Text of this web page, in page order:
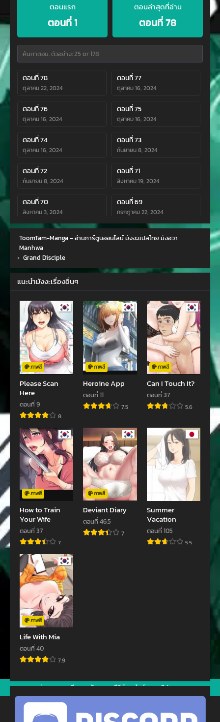
ตอนแรก
ตอนที่ 1
ตอนล่าสุดที่อ่าน
ตอนที่ 78
ตอนที่ 78
ตุลาคม 22, 2024
ตอนที่ 77
ตุลาคม 16, 2024
ตอนที่ 76
ตุลาคม 16, 2024
ตอนที่ 75
ตุลาคม 16, 2024
ตอนที่ 74
ตุลาคม 16, 2024
ตอนที่ 73
กันยายน 8, 2024
ตอนที่ 72
กันยายน 8, 2024
ตอนที่ 71
สิงหาคม 19, 2024
ตอนที่ 70
สิงหาคม 3, 2024
ตอนที่ 69
กรกฎาคม 22, 2024
กรกฎาคม 11, 2024
ตอนที่ 67
กรกฎาคม 1, 2024
มิถุนายน 23, 2024 มิถุนายน 23, 2024
พฤษภาคม 27, 2024 พฤษภาคม 18, 2024
ตอนที่ 62
เมษายน 14, 2024
ตอนที่ 61
เมษายน 4, 2024
ตอนที่ 60
มีนาคม 23, 2024
ตอนที่ 59
มีนาคม 10, 2024
ตอนที่ 58
กุมภาพันธ์ 19, 2024
ตอนที่ 57
กุมภาพันธ์ 13, 2024
ตอนที่ 56
มกราคม 30, 2024 มกราคม 21, 2024
ตอนที่ 54
มกราคม 12, 2024
ตอนที่ 53
มกราคม 4, 2024
ตอนที่ 52
ธันวาคม 24, 2023
ตอนที่ 51
ธันวาคม 14, 2023
ตอนที่ 50
ธันวาคม 5, 2023
ตอนที่ 49
พฤศจิกายน 29, 2023
ตอนที่ 48
พฤศจิกายน 21, 2023
ตอนที่ 46
ตุลาคม 28, 2023
ตอนที่ 44
ตุลาคม 16, 2023
ตอนที่ 41
กันยายน 17, 2023
ตอนที่ 37
กรกฎาคม 29, 2023
ตอนที่ 36
ToomTam-Manga – อ่านการ์ตูนออนไลน์ มังงะแปลไทย มังฮวา
Manhwa
› Grand Disciple
แนะนำมังงะเรื่องอื่นๆ
ภาพสี
Please Scan
Here
ตอนที่ 9
8
ภาพสี
Heroine App
ตอนที่ 11
7.5
ภาพสี
Can I Touch It?
ตอนที่ 37
5.6
ภาพสี
How to Train
Your Wife
ตอนที่ 37
7
ภาพสี
Deviant Diary
ตอนที่ 46.5
7
Summer
Vacation
ตอนที่ 105
5.5
ภาพสี
Life With Mia
ตอนที่ 40
7.9
jav xxxจีน มังงะ ซีรีย์ออนไลน์ คลิปหลุด